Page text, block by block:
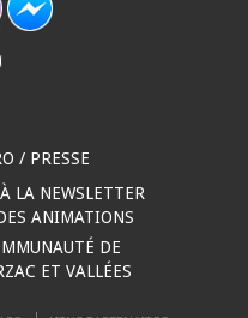
/ PRESSE
LA NEWSLETTER
ANIMATIONS
DE
ET VALLÉES